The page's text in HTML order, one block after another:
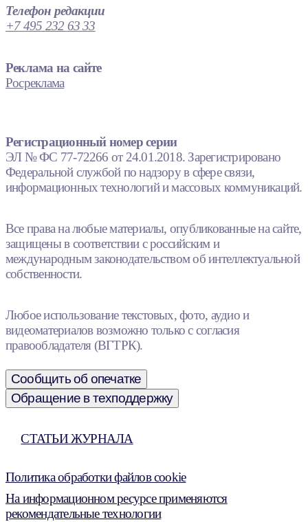
Телефон редакции
+7 495 232 63 33
Реклама на сайте
Росреклама
Регистрационный номер серии
ЭЛ № ФС 77-72266 от 24.01.2018. Зарегистрировано
Федеральной службой по надзору в сфере связи,
информационных технологий и массовых коммуникаций.
Все права на любые материалы, опубликованные на сайте,
защищены в соответствии с российским и
международным законодательством об интеллектуальной
собственности.
Любое использование текстовых, фото, аудио и
видеоматериалов возможно только с согласия
правообладателя (ВГТРК).
Сообщить об опечатке
Обращение в техподдержку
СТАТЬИ ЖУРНАЛА
Политика обработки файлов cookie
На информационном ресурсе применяются
рекомендательные технологии